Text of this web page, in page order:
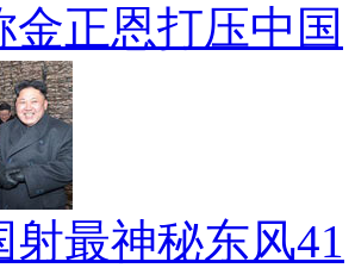
金正恩打压中国
射最神秘东风41